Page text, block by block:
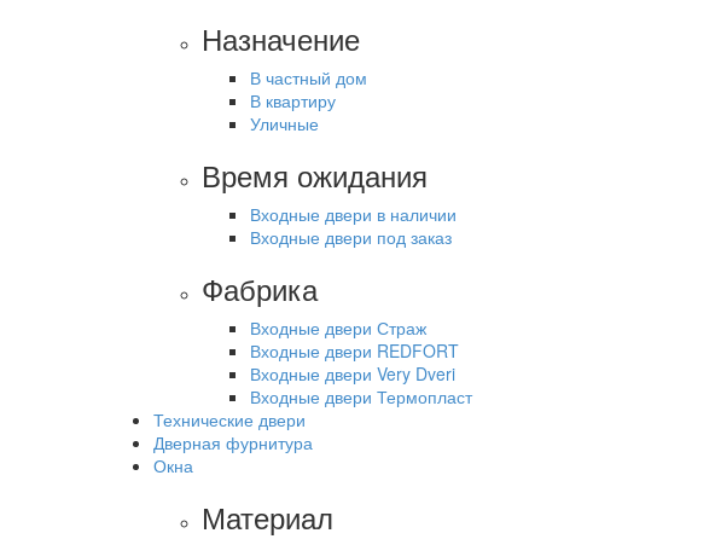
Назначение
В частный дом
В квартиру
Уличные
Время ожидания
Входные двери в наличии
Входные двери под заказ
Фабрика
Входные двери Страж
Входные двери REDFORT
Входные двери Very Dveri
Входные двери Термопласт
Технические двери
Дверная фурнитура
Окна
Материал